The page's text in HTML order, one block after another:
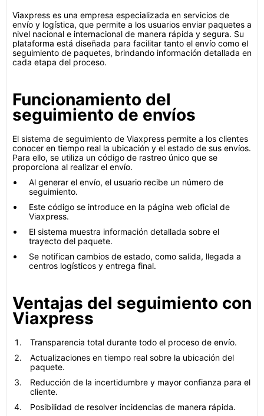
Viaxpress es una empresa especializada en servicios de
envío y logística, que permite a los usuarios enviar paquetes a
nivel nacional e internacional de manera rápida y segura. Su
plataforma está diseñada para facilitar tanto el envío como el
seguimiento de paquetes, brindando información detallada en
cada etapa del proceso.
Funcionamiento del
seguimiento de envíos
El sistema de seguimiento de Viaxpress permite a los clientes
conocer en tiempo real la ubicación y el estado de sus envíos.
Para ello, se utiliza un código de rastreo único que se
proporciona al realizar el envío.
Al generar el envío, el usuario recibe un número de
seguimiento.
Este código se introduce en la página web oficial de
Viaxpress.
El sistema muestra información detallada sobre el
trayecto del paquete.
Se notifican cambios de estado, como salida, llegada a
centros logísticos y entrega final.
Ventajas del seguimiento con
Viaxpress
Transparencia total durante todo el proceso de envío.
Actualizaciones en tiempo real sobre la ubicación del
paquete.
Reducción de la incertidumbre y mayor confianza para el
cliente.
Posibilidad de resolver incidencias de manera rápida.